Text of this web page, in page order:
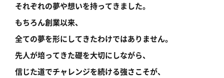
それぞれの夢や想いを持ってきました。
もちろん創業以来、
全ての夢を形にしてきたわけではありません。
先人が培ってきた礎を大切にしながら、
信じた道でチャレンジを続ける強さこそが、